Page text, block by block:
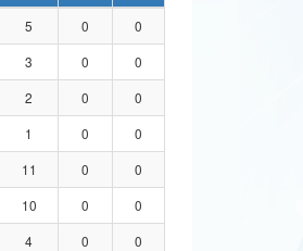
5 0
0
3 0
0
2 0
0
1 0
0
11 0
0
10 0
0
4 0
0